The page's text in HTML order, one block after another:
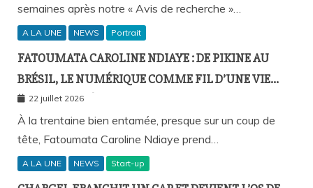
semaines après notre « Avis de recherche »…
A LA UNE NEWS Portrait
FATOUMATA CAROLINE NDIAYE : DE PIKINE AU
BRÉSIL, LE NUMÉRIQUE COMME FIL D’UNE VIE
SANS FRONTIÈRES
22 juillet 2026
À la trentaine bien entamée, presque sur un coup de
tête, Fatoumata Caroline Ndiaye prend…
A LA UNE NEWS Start-up